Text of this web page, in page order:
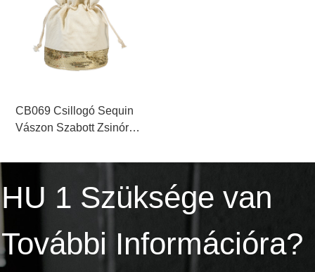
CB069 Csillogó Sequin
Vászon Szabott Zsinóros
HU 1 Szüksége van
További Információra?